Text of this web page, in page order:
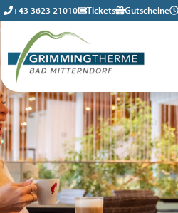
+43 3623 21010 Tickets Gutscheine